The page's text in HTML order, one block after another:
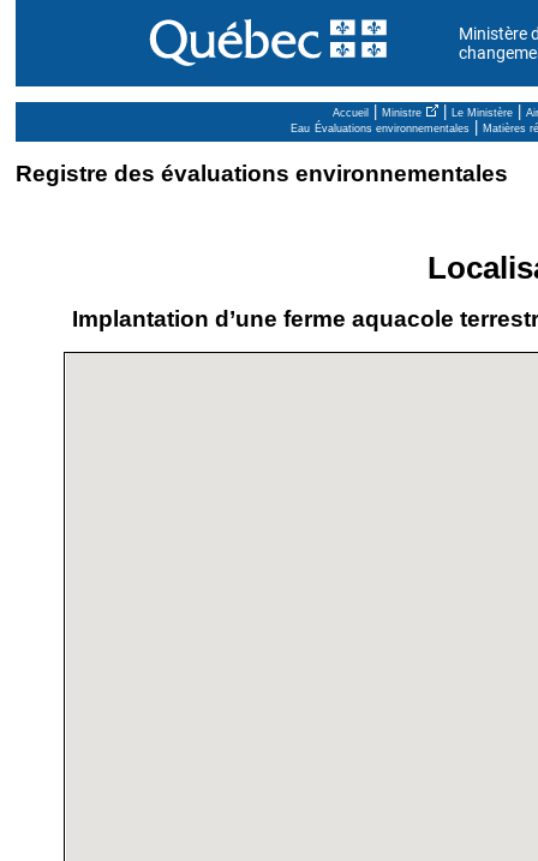
Ministère
Accueil Ministre Le Ministère
Air
Eau Évaluations environnementales| Matières
Registre des évaluations environnementales
Implantation d’une ferme aquacole